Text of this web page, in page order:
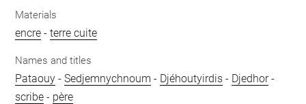
Materials
encre -terre cuite
Names and titles
Pataouy -Sedjemnychnoum - Djéhoutyirdis - Djedhor-
scribe - père